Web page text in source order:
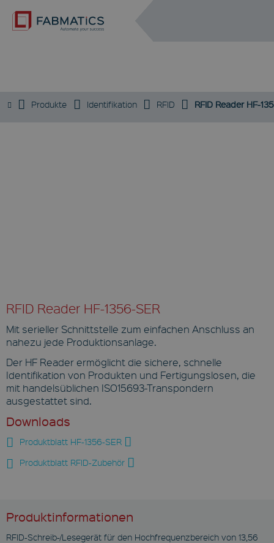
DE
Produkte Identifikation RFID RFID Reader HF-
RFID Reader HF-1356-SER
Mit serieller Schnittstelle zum einfachen Anschluss an
nahezu jede Produktionsanlage.
Der HF Reader ermöglicht die sichere, schnelle
Identifikation von Produkten und Fertigungslosen, die
mit handelsüblichen ISO15693-Transpondern
ausgestattet sind.
Downloads
Produktblatt HF-1356-SER
Produktblatt RFID-Zubehör
Produktinformationen
RFID-Schreib-/Lesegerät für den Hochfrequenzbereich von 13,56